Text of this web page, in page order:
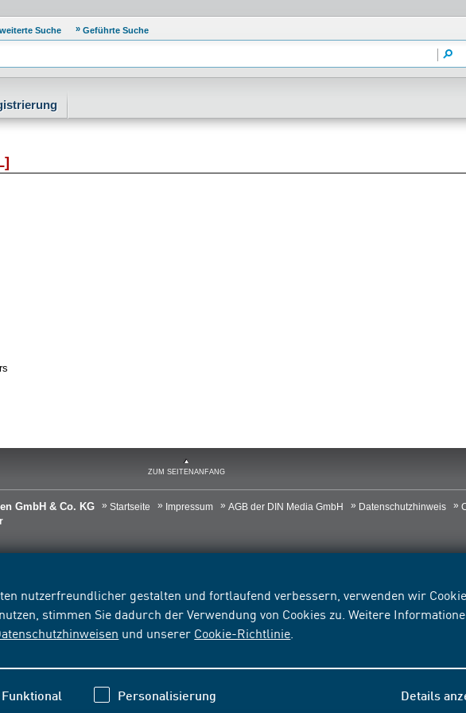
nutzerfreundlicher gestalten und fortlaufend verbessern, verwenden wir
stimmen Sie dadurch der Verwendung von Cookies zu. Weitere
und unserer Cookie-Richtlinie
Funktional Personalisierung Details
Suche Geführte Suche
ZUM SEITENANFANG
GmbH & Co. KG Startseite Impressum AGB der DIN Media GmbH Datenschutzhinweis